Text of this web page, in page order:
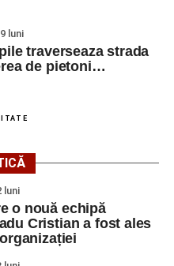
luni
traverseaza strada
de pietoni…
luni
o nouă echipă
Cristian a fost ales